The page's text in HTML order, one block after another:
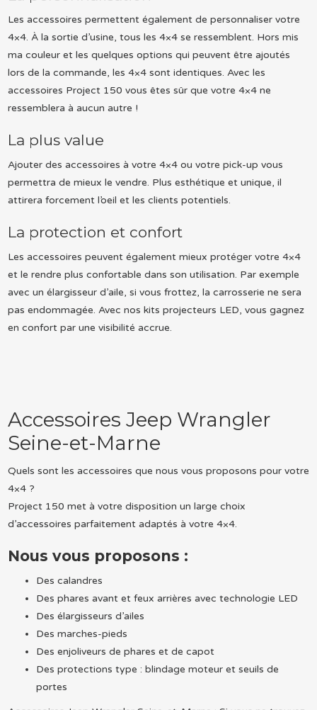
Les accessoires permettent également de personnaliser votre
4×4. À la sortie d’usine, tous les 4×4 se ressemblent. Hors mis
ma couleur et les quelques options qui peuvent être ajoutés
lors de la commande, les 4×4 sont identiques. Avec les
accessoires Project 150 vous êtes sûr que votre 4×4 ne
ressemblera à aucun autre !
La plus value
Ajouter des accessoires à votre 4×4 ou votre pick-up vous
permettra de mieux le vendre. Plus esthétique et unique, il
attirera forcement l’oeil et les clients potentiels.
La protection et confort
Les accessoires peuvent également mieux protéger votre 4×4
et le rendre plus confortable dans son utilisation. Par exemple
avec un élargisseur d’aile, si vous frottez, la carrosserie ne sera
pas endommagée. Avec nos kits projecteurs LED, vous gagnez
en confort par une visibilité accrue.
Accessoires Jeep Wrangler
Seine-et-Marne
Quels sont les accessoires que nous vous proposons pour votre
4×4 ?
Project 150 met à votre disposition un large choix
d’accessoires parfaitement adaptés à votre 4×4.
Nous vous proposons :
Des calandres
Des phares avant et feux arrières avec technologie LED
Des élargisseurs d’ailes
Des marches-pieds
Des enjoliveurs de phares et de capot
Des protections type : blindage moteur et seuils de
portes